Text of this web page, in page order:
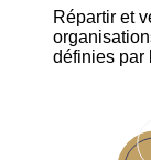
Répartir et
définies par